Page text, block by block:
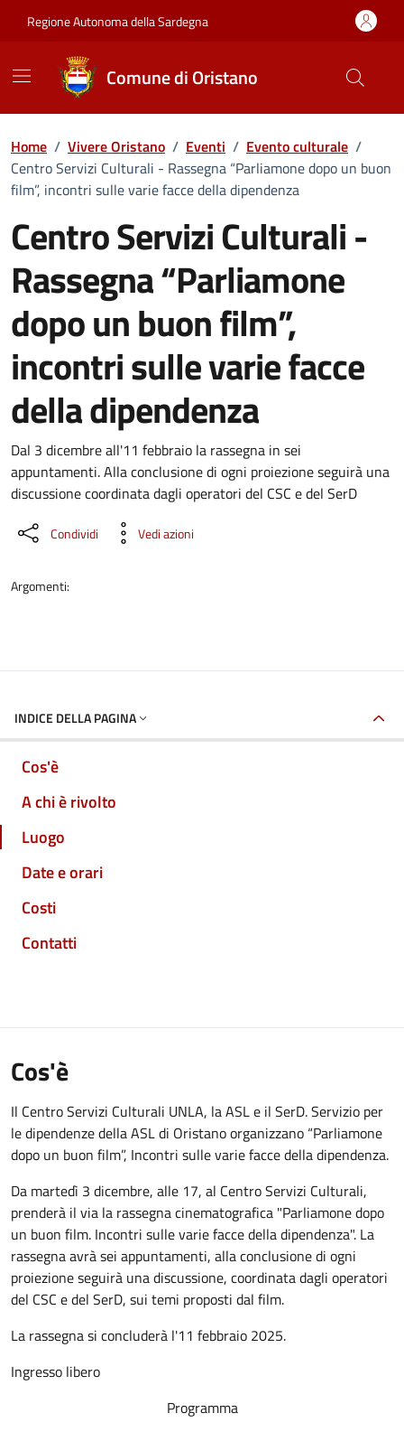
Regione Autonoma della Sardegna
Comune di Oristano
Home / Vivere Oristano / Eventi / Evento culturale /
Centro Servizi Culturali - Rassegna “Parliamone dopo un buon
film”, incontri sulle varie facce della dipendenza
Centro Servizi Culturali -
Rassegna “Parliamone
dopo un buon film”,
incontri sulle varie facce
della dipendenza
Dettaglio dell'evento
Dal 3 dicembre all'11 febbraio la rassegna in sei
appuntamenti. Alla conclusione di ogni proiezione seguirà una
discussione coordinata dagli operatori del CSC e del SerD
Condividi Vedi azioni
Argomenti:
INDICE DELLA PAGINA
Cos'è
A chi è rivolto
Luogo
Date e orari
Costi
Contatti
Cos'è
Il Centro Servizi Culturali UNLA, la ASL e il SerD. Servizio per
le dipendenze della ASL di Oristano organizzano “Parliamone
dopo un buon film”, Incontri sulle varie facce della dipendenza.
Da martedì 3 dicembre, alle 17, al Centro Servizi Culturali,
prenderà il via la rassegna cinematografica "Parliamone dopo
un buon film. Incontri sulle varie facce della dipendenza". La
rassegna avrà sei appuntamenti, alla conclusione di ogni
proiezione seguirà una discussione, coordinata dagli operatori
del CSC e del SerD, sui temi proposti dal film.
La rassegna si concluderà l'11 febbraio 2025.
Ingresso libero
Programma